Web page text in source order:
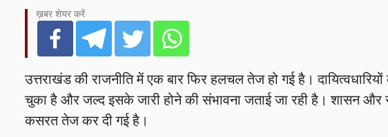
ख़बर शेयर करें
उत्तराखंड की राजनीति में एक बार फिर हलचल तेज हो गई है।
चुका है और जल्द इसके जारी होने की संभावना जताई जा रही है। शासन
कसरत तेज कर दी गई है।